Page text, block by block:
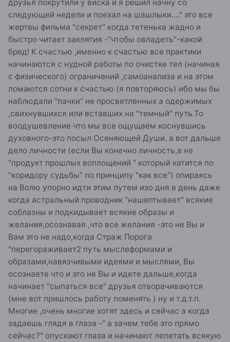
друзья покрутили у виска и я решил начну со
следующей недели и поехал на шашлыки...." это все
жертвы фильма "секрет" когда тетенька жадно и
быстро читает заклятия -"чтобы овладеть"-какой
бред! К счастью ,именно к счастью все практики
начинаются с нудной работы по очистке тел (начиная
с физического) ограничений ,самоанализа и на этом
ломаются сотни к счастью (я повторяюсь) ибо мы бы
наблюдали "пачки" не просветленных а одержимых
,свихнувшихся или вставших на "темный" путь.То
воодушевление что мы все ощущаем коснувшись
духовного-это посыл Осеняющей Души. а вот дальше
дело личности (если Вы конечно личность,а не
"продукт прошлых воплощений " который катится по
"коридору судьбы" по принципу "как все") опираясь
на Волю упорно идти этим путем изо дня в день даже
когда астральный проводник "нашептывает" всякие
соблазны и подкидывает всякие образы и
желания,осознавая ,что все желания -это не Вы и
Вам это не надо,когда Страж Порога
"перегораживает2 путь мыслеформами и
образами,навязчивыми идеями и мыслями, Вы
осознаете что и это не Вы и идете дальше,когда
начинает "сыпаться все" друзья отворачиваются
(мне вот пришлось работу поменять ) ну и т.д.т.п.
Многие ,очень многие хотят здесь и сейчас а когда
задаешь глядя в глаза -" а зачем тебе это прямо
сейчас?" опускают глаза и начинают лепетать всякую